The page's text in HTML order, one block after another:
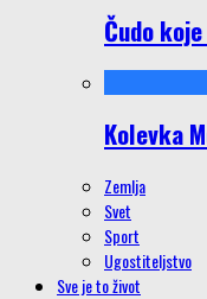
Čudo
Kolevka
Zemlja
Svet
Sport
Ugostiteljstvo
Sve je to život